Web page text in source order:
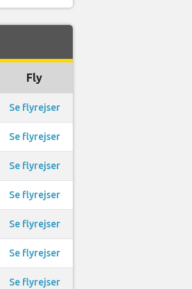
Fly
Se flyrejser
Se flyrejser
Se flyrejser
Se flyrejser
Se flyrejser
Se flyrejser
Se flyrejser